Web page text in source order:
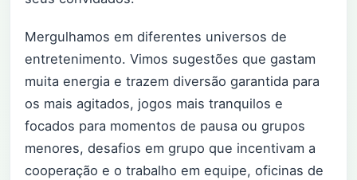
Mergulhamos em diferentes universos de
entretenimento. Vimos sugestões que gastam
muita energia e trazem diversão garantida para
os mais agitados, jogos mais tranquilos e
focados para momentos de pausa ou grupos
menores, desafios em grupo que incentivam a
cooperação e o trabalho em equipe, oficinas de